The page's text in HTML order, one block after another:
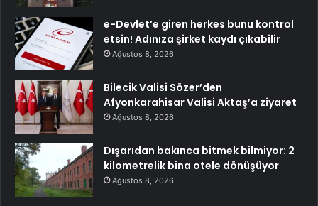
e-Devlet’e giren herkes bunu kontrol
etsin! Adınıza şirket kaydı çıkabilir
Ağustos 8, 2026
Bilecik Valisi Sözer’den
Afyonkarahisar Valisi Aktaş’a ziyaret
Ağustos 8, 2026
Dışarıdan bakınca bitmek bilmiyor: 2
kilometrelik bina otele dönüşüyor
Ağustos 8, 2026